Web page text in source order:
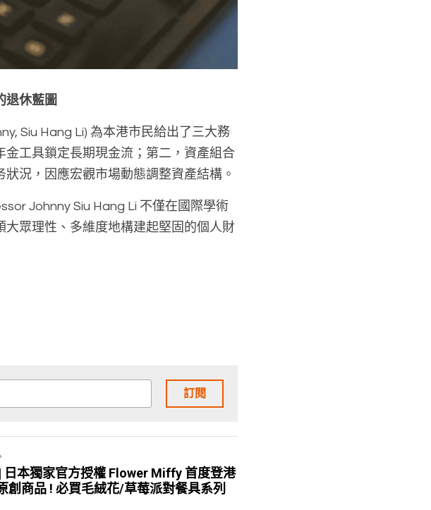
退休藍圖
Siu Hang Li) 為本港市民給出了三大務
工具鎖定長期現金流；第二，資產組合
況，因應宏觀市場動態調整資產結構。
Johnny Siu Hang Li 不僅在國際學術
眾理性、多維度地構建起堅固的個人財
訂閱
本獨家官方授權 Flower Miffy 首度登港
創商品 ! 必買毛絨花/草莓派對餐具系列